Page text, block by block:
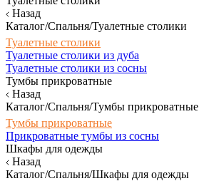
Назад
Каталог/Спальня/Туалетные столики
Туалетные столики
Туалетные столики из дуба
Туалетные столики из сосны
Тумбы прикроватные
Назад
Каталог/Спальня/Тумбы прикроватные
Тумбы прикроватные
Прикроватные тумбы из сосны
Шкафы для одежды
Назад
Каталог/Спальня/Шкафы для одежды